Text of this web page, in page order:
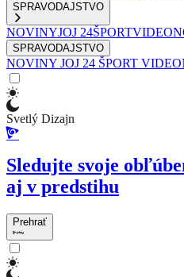
SPRAVODAJSTVO
NOVINYJOJ 24ŠPORT
SPRAVODAJSTVO
NOVINY JOJ 24 ŠPORT
Svetlý Dizajn
Sledujte svoje
aj v predstihu
Prehrať